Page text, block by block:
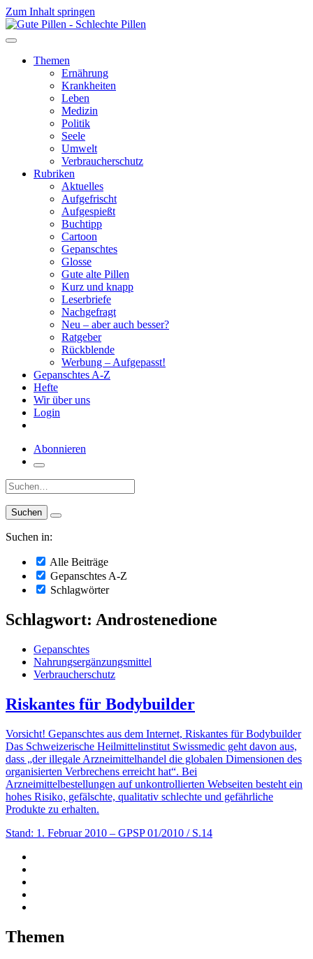
Zum Inhalt springen
Themen
Ernährung
Krankheiten
Leben
Medizin
Politik
Seele
Umwelt
Verbraucherschutz
Rubriken
Aktuelles
Aufgefrischt
Aufgespießt
Buchtipp
Cartoon
Gepanschtes
Glosse
Gute alte Pillen
Kurz und knapp
Leserbriefe
Nachgefragt
Neu – aber auch besser?
Ratgeber
Rückblende
Werbung – Aufgepasst!
Gepanschtes A-Z
Hefte
Wir über uns
Login
Abonnieren
Suche:
Suchen in:
Alle Beiträge
Gepanschtes A-Z
Schlagwörter
Schlagwort: Androstenedione
Gepanschtes
Nahrungsergänzungsmittel
Verbraucherschutz
Riskantes für Bodybuilder
Vorsicht! Gepanschtes aus dem Internet, Riskantes für Bodybuilder
Das Schweizerische Heilmittelinstitut Swissmedic geht davon aus,
dass „der illegale Arzneimittelhandel die globalen Dimensionen des
organisierten Verbrechens erreicht hat“. Bei
Arzneimittelbestellungen auf unkontrollierten Webseiten besteht ein
hohes Risiko, gefälschte, qualitativ schlechte und gefährliche
Produkte zu erhalten.
Stand: 1. Februar 2010 – GPSP 01/2010 / S.14
Themen